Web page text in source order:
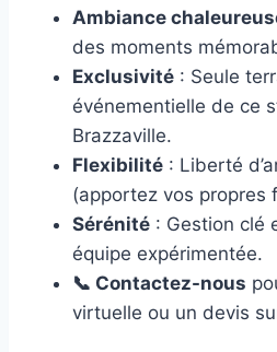
Ambiance
des moments
Exclusivité : Seule
événementielle de ce
Brazzaville.
Flexibilité : Liberté
(apportez vos propres
Sérénité : Gestion clé
équipe expérimentée.
📞 Contactez-nous
virtuelle ou un devis